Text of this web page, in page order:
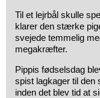
Til et lejrbål skulle
klarer den stærke
svejede temmelig
megakræfter.
Pippis fødselsdag
spist lagkager til den
inden det blev tid at